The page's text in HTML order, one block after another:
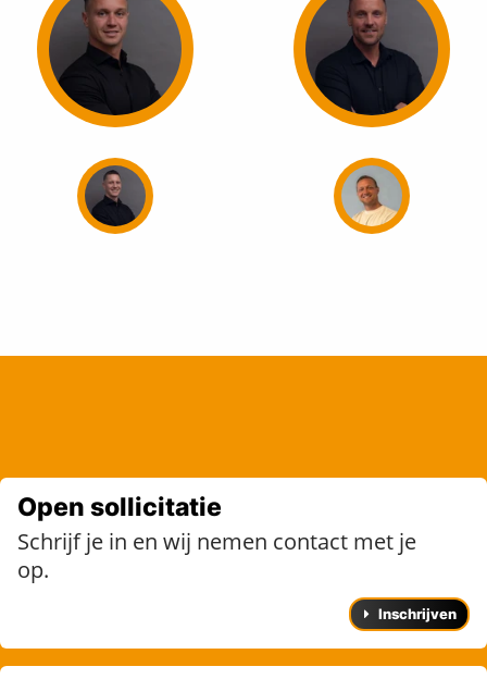
Open sollicitatie
Schrijf je in en wij nemen contact met je
op.
Inschrijven